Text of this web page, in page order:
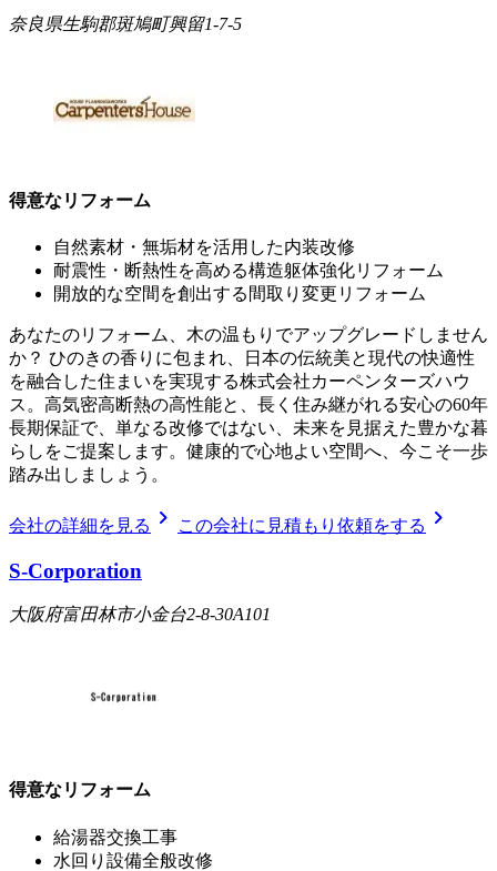
奈良県生駒郡斑鳩町興留1-7-5
得意なリフォーム
自然素材・無垢材を活用した内装改修
耐震性・断熱性を高める構造躯体強化リフォーム
開放的な空間を創出する間取り変更リフォーム
あなたのリフォーム、木の温もりでアップグレードしません
か？ ひのきの香りに包まれ、日本の伝統美と現代の快適性
を融合した住まいを実現する株式会社カーペンターズハウ
ス。高気密高断熱の高性能と、長く住み継がれる安心の60年
長期保証で、単なる改修ではない、未来を見据えた豊かな暮
らしをご提案します。健康的で心地よい空間へ、今こそ一歩
踏み出しましょう。
会社の詳細を見る chevron_right この会社に見積もり依頼をする chevron_right
S-Corporation
大阪府富田林市小金台2-8-30A101
得意なリフォーム
給湯器交換工事
水回り設備全般改修